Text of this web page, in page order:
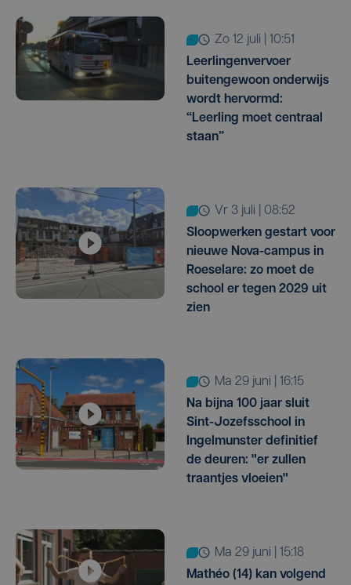
zo 12 juli | 10:51
Leerlingenvervoer
buitengewoon onderwijs
wordt hervormd:
“Leerling moet centraal
staan”
vr 3 juli | 08:52
Sloopwerken gestart voor
nieuwe Nova-campus in
Roeselare: zo moet de
school er tegen 2029 uit
zien
ma 29 juni | 16:15
Na bijna 100 jaar sluit
Sint-Jozefsschool in
Ingelmunster definitief
de deuren: "er zullen
traantjes vloeien"
ma 29 juni | 15:18
Mathéo (14) kan volgend